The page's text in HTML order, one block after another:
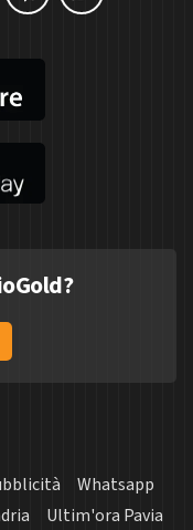
Whatsapp
Ultim'ora Pavia